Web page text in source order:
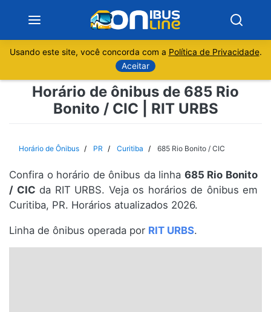
Sobre
Rio de Janeiro
Usando este site, você concorda com a Política de Privacidade.
Aceitar
Horário de ônibus de 685 Rio
Bonito / CIC | RIT URBS
Horário de Ônibus PR Curitiba 685 Rio Bonito / CIC
Confira o horário de ônibus da linha 685 Rio Bonito
/ CIC da RIT URBS. Veja os horários de ônibus em
Curitiba, PR. Horários atualizados 2026.
Linha de ônibus operada por RIT URBS.